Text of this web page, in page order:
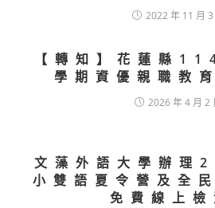
2022 年 11 月 3
【轉知】花蓮縣
學期資優親職教
2026 年 4 月 2
文藻外語大學辦理
小雙語夏令營及全
免費線上